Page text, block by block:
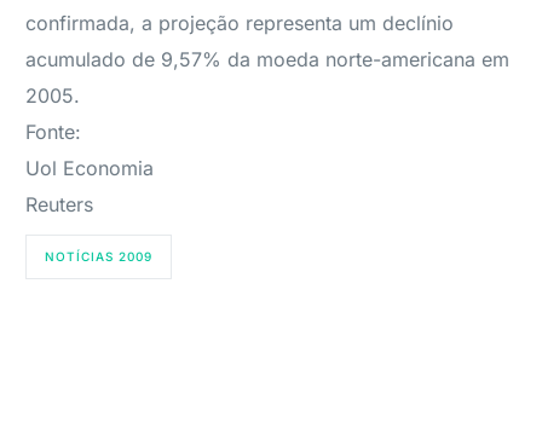
confirmada, a projeção representa um declínio
acumulado de 9,57% da moeda norte-americana em
2005.
Fonte:
Uol Economia
Reuters
NOTÍCIAS 2009